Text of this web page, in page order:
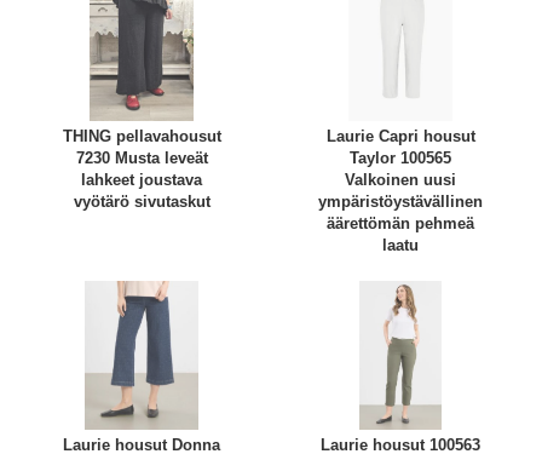
THING pellavahousut
7230 Musta leveät
lahkeet joustava
vyötärö sivutaskut
Laurie Capri housut
Taylor 100565
Valkoinen uusi
ympäristöystävällinen
äärettömän pehmeä
laatu
Laurie housut Donna
Laurie housut 100563